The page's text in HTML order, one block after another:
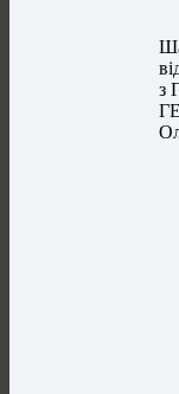
з